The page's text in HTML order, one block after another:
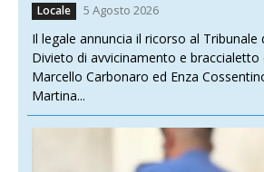
Locale 5 Agosto 2026
Il legale annuncia il ricorso al Tribunale
Divieto di avvicinamento e
Marcello Carbonaro ed Enza
Martina...